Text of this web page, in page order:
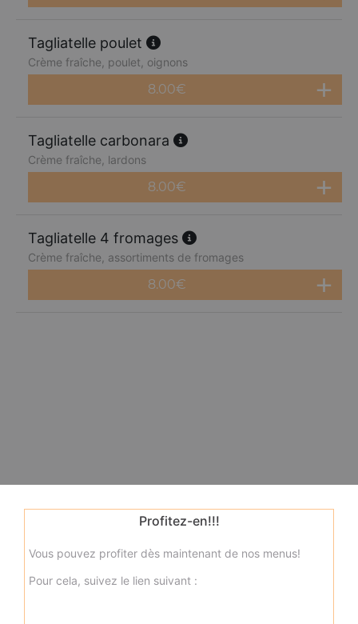
Tagliatelle poulet
Crème fraîche, poulet, oignons
8.00€
Tagliatelle carbonara
Crème fraîche, lardons
8.00€
Tagliatelle 4 fromages
Crème fraîche, assortiments de fromages
8.00€
Profitez-en!!!
Vous pouvez profiter dès maintenant de nos menus!
Pour cela, suivez le lien suivant :